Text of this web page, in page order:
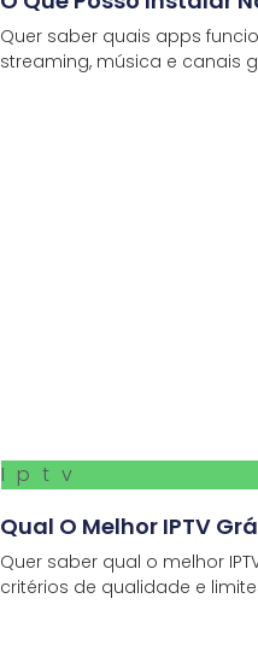
Quer saber quais apps
streaming, música e canais
Iptv
Qual O Melhor IPTV
Quer saber qual o melhor
critérios de qualidade e